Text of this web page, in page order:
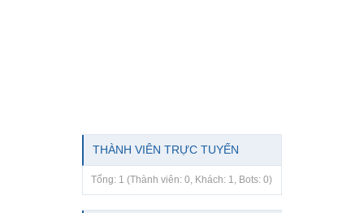
THÀNH VIÊN TRỰC TUYẾN
Tổng: 1 (Thành viên: 0, Khách: 1, Bots: 0)